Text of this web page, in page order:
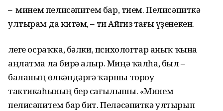
– Ә минем пелисәпитем бар, тием. Пелисәпиткә
ултырам да китәм, – ти Айгиз тағы үҙенекен.
Әлеге осраҡҡа, бәлки, психологтар аныҡ ҡына
аңлатма ла бирә алыр. Миңә ҡалһа, был –
баланың өлкәндәргә ҡаршы тороу
тактикаһының бер сағылышы. «Минем
пелисәпитем бар бит. Пеләсәпиткә ултырып